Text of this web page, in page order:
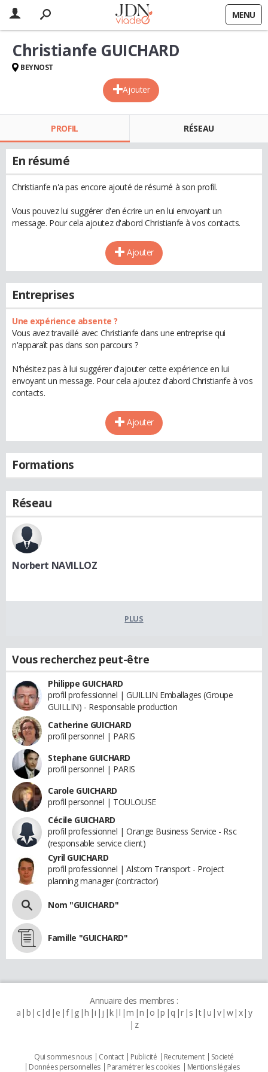
MENU
Ajouter
Christianfe GUICHARD
BEYNOST
PROFIL RÉSEAU
En résumé
Christianfe n'a pas encore ajouté de résumé à son profil.
Vous pouvez lui suggérer d'en écrire un en lui envoyant un
message. Pour cela ajoutez d'abord Christianfe à vos contacts.
Ajouter
Entreprises
Une expérience absente ?
Vous avez travaillé avec Christianfe dans une entreprise qui
n'apparaît pas dans son parcours ?
N'hésitez pas à lui suggérer d'ajouter cette expérience en lui
envoyant un message. Pour cela ajoutez d'abord Christianfe à vos
contacts.
Ajouter
Formations
Réseau
Norbert NAVILLOZ
PLUS
Vous recherchez peut-être
Philippe GUICHARD
profil professionnel | GUILLIN Emballages (Groupe
GUILLIN) - Responsable production
Catherine GUICHARD
profil personnel | PARIS
Stephane GUICHARD
profil personnel | PARIS
Carole GUICHARD
profil personnel | TOULOUSE
Cécile GUICHARD
profil professionnel | Orange Business Service - Rsc
(responsable service client)
Cyril GUICHARD
profil professionnel | Alstom Transport - Project
planning manager (contractor)
Nom "GUICHARD"
Famille "GUICHARD"
Annuaire des membres :
a b c d e f g h i j k l m n o p q r s t u v w x y
z
Qui sommes nous Contact Publicité Recrutement
Societé
Données personnelles
Paramétrer les cookies Mentions légales